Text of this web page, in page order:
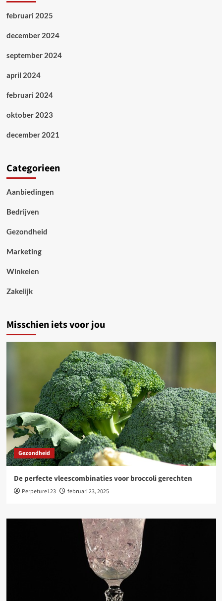
februari 2025
december 2024
september 2024
april 2024
februari 2024
oktober 2023
december 2021
Categorieen
Aanbiedingen
Bedrijven
Gezondheid
Marketing
Winkelen
Zakelijk
Misschien iets voor jou
Gezondheid
De perfecte vleescombinaties voor broccoli gerechten
Perpeture123 februari 23, 2025